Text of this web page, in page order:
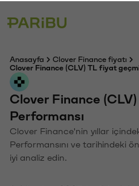
Anasayfa
Clover Finance fiyatı
Clover Finance (CLV) TL fiyat
Clover Finance
Performansı
Clover Finance'nin yıllar
Performansını ve tarihindeki
iyi analiz edin.